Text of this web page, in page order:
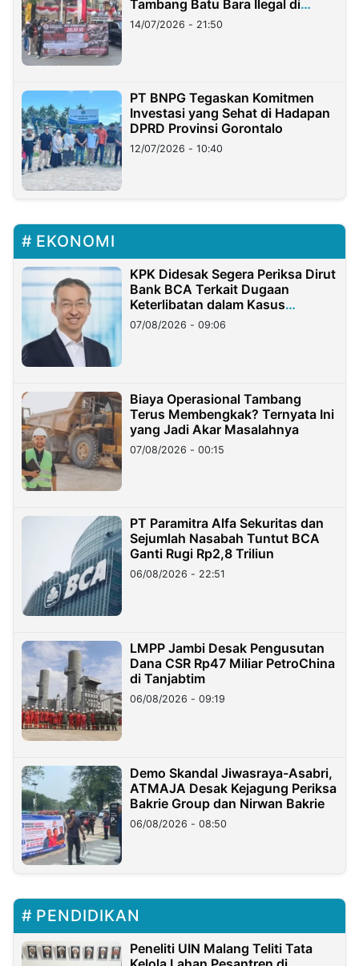
Tambang Batu Bara Ilegal di
Lampung
14/07/2026 - 21:50
PT BNPG Tegaskan Komitmen
Investasi yang Sehat di Hadapan
DPRD Provinsi Gorontalo
12/07/2026 - 10:40
EKONOMI
KPK Didesak Segera Periksa Dirut
Bank BCA Terkait Dugaan
Keterlibatan dalam Kasus
Hilangnya Dana Nasabah Rp2,58
Miliar
07/08/2026 - 09:06
Biaya Operasional Tambang
Terus Membengkak? Ternyata Ini
yang Jadi Akar Masalahnya
07/08/2026 - 00:15
PT Paramitra Alfa Sekuritas dan
Sejumlah Nasabah Tuntut BCA
Ganti Rugi Rp2,8 Triliun
06/08/2026 - 22:51
LMPP Jambi Desak Pengusutan
Dana CSR Rp47 Miliar PetroChina
di Tanjabtim
06/08/2026 - 09:19
Demo Skandal Jiwasraya-Asabri,
ATMAJA Desak Kejagung Periksa
Bakrie Group dan Nirwan Bakrie
06/08/2026 - 08:50
PENDIDIKAN
Peneliti UIN Malang Teliti Tata